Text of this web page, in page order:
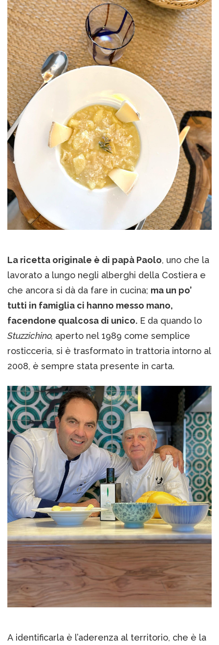
La ricetta originale è di papà Paolo, uno che la
lavorato a lungo negli alberghi della Costiera e
che ancora si dà da fare in cucina; ma un po’
tutti in famiglia ci hanno messo mano,
facendone qualcosa di unico. E da quando lo
Stuzzichino, aperto nel 1989 come semplice
rosticceria, si è trasformato in trattoria intorno al
2008, è sempre stata presente in carta.
A identificarla è l’aderenza al territorio, che è la